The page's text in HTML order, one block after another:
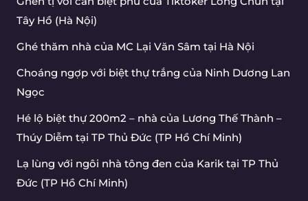
Tây Hồ (Hà Nội)
Ghé thăm nhà của MC Lại Văn Sâm tại Hà Nội
Choáng ngợp với biệt thự trắng của Ninh Dương Lan
Ngọc
Hé lộ biệt thự 200m2 – nhà của Lương Thế Thành –
Thúy Diễm tại TP Thủ Đức (TP Hồ Chí Minh)
Lạ lùng với ngôi nhà tông đen của Karik tại TP Thủ
Đức (TP Hồ Chí Minh)